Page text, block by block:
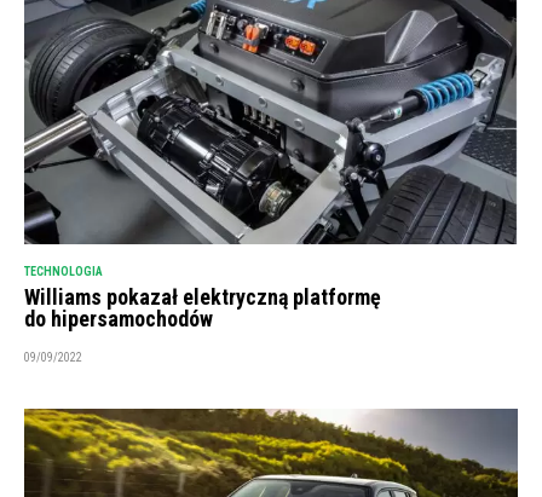
TECHNOLOGIA
Williams pokazał elektryczną platformę
do hipersamochodów
09/09/2022